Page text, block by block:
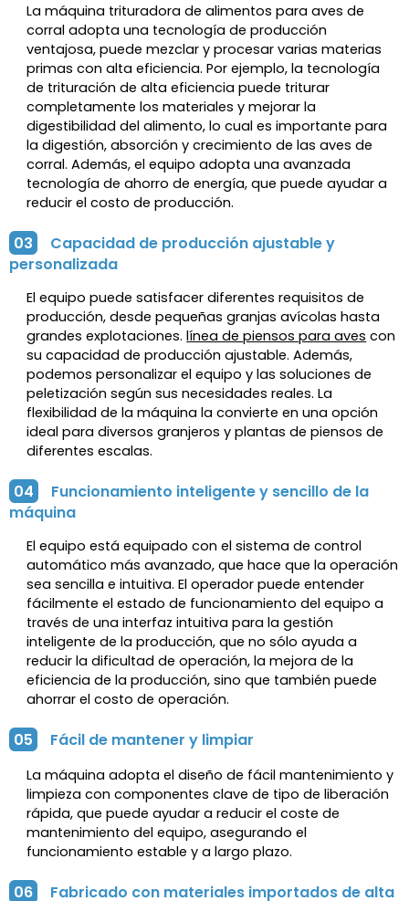
La máquina trituradora de alimentos para aves de
corral adopta una tecnología de producción
ventajosa, puede mezclar y procesar varias materias
primas con alta eficiencia. Por ejemplo, la tecnología
de trituración de alta eficiencia puede triturar
completamente los materiales y mejorar la
digestibilidad del alimento, lo cual es importante para
la digestión, absorción y crecimiento de las aves de
corral. Además, el equipo adopta una avanzada
tecnología de ahorro de energía, que puede ayudar a
reducir el costo de producción.
03
Capacidad de producción ajustable y
personalizada
El equipo puede satisfacer diferentes requisitos de
producción, desde pequeñas granjas avícolas hasta
grandes explotaciones.línea de piensos para aves con
su capacidad de producción ajustable. Además,
podemos personalizar el equipo y las soluciones de
peletización según sus necesidades reales. La
flexibilidad de la máquina la convierte en una opción
ideal para diversos granjeros y plantas de piensos de
diferentes escalas.
04
Funcionamiento inteligente y sencillo de la
máquina
El equipo está equipado con el sistema de control
automático más avanzado, que hace que la operación
sea sencilla e intuitiva. El operador puede entender
fácilmente el estado de funcionamiento del equipo a
través de una interfaz intuitiva para la gestión
inteligente de la producción, que no sólo ayuda a
reducir la dificultad de operación, la mejora de la
eficiencia de la producción, sino que también puede
ahorrar el costo de operación.
05 Fácil de mantener y limpiar
La máquina adopta el diseño de fácil mantenimiento y
limpieza con componentes clave de tipo de liberación
rápida, que puede ayudar a reducir el coste de
mantenimiento del equipo, asegurando el
funcionamiento estable y a largo plazo.
06 Fabricado con materiales importados de alta